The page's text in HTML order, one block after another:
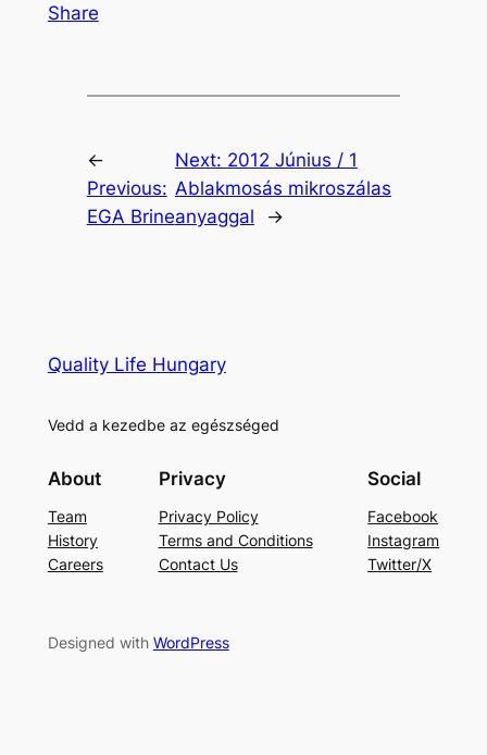
Share
←
Previous:
EGA Brine
Next: 2012 Június / 1
Ablakmosás mikroszálas
anyaggal
→
Quality Life Hungary
Vedd a kezedbe az egészséged
About
Team
History
Careers
Privacy
Privacy Policy
Terms and Conditions
Contact Us
Social
Facebook
Instagram
Twitter/X
Designed with WordPress